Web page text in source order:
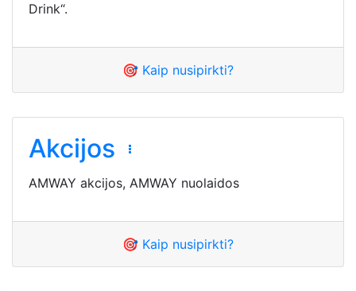
Drink“.
🎯 Kaip nusipirkti?
Akcijos
AMWAY akcijos, AMWAY nuolaidos
🎯 Kaip nusipirkti?